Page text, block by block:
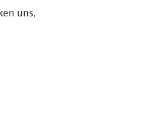
uns,